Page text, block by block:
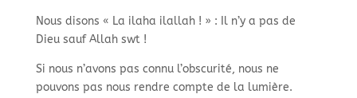
Nous disons « La ilaha ilallah ! » : Il n’y a pas de
Dieu sauf Allah swt !
Si nous n’avons pas connu l’obscurité, nous ne
pouvons pas nous rendre compte de la lumière.